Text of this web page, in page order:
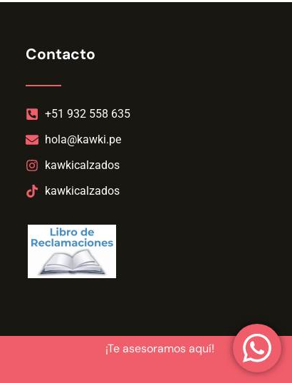
Contacto
+51 932 558 635
hola@kawki.pe
kawkicalzados
kawkicalzados
¡Te asesoramos aquí!